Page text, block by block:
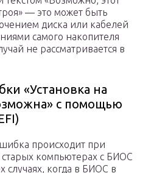
— это может быть
диска или кабелей
самого накопителя
не рассматривается в
«Установка на
с помощью
происходит при
старых компьютерах с БИОС
случаях, когда в БИОС в